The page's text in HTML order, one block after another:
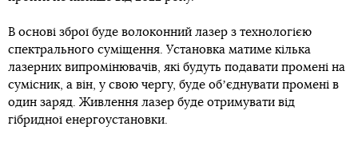
В основі зброї буде волоконний лазер з технологією
спектрального суміщення. Установка матиме кілька
лазерних випромінювачів, які будуть подавати промені на
сумісник, а він, у свою чергу, буде обʼєднувати промені в
один заряд. Живлення лазер буде отримувати від
гібридної енергоустановки.